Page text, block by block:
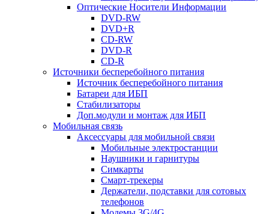
Оптические Носители Информации
DVD-RW
DVD+R
CD-RW
DVD-R
CD-R
Источники бесперебойного питания
Источник бесперебойного питания
Батареи для ИБП
Стабилизаторы
Доп.модули и монтаж для ИБП
Мобильная связь
Аксессуары для мобильной связи
Мобильные электростанции
Наушники и гарнитуры
Симкарты
Смарт-трекеры
Держатели, подставки для сотовых
телефонов